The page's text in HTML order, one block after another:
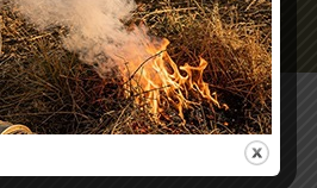
22 |Mentions légales|Crédits photos :
Plérin